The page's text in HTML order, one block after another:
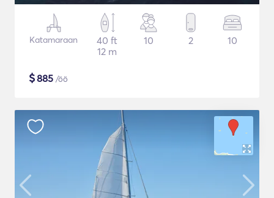
Katamaraan
40 ft
12 m
10 2 10
$885 /öö